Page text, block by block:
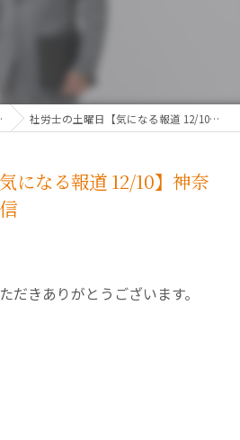
社労士の土曜日【気になる報道 12/10】神奈川、横浜よりへ発信
になる報道 12/10】神奈
だきありがとうございます。